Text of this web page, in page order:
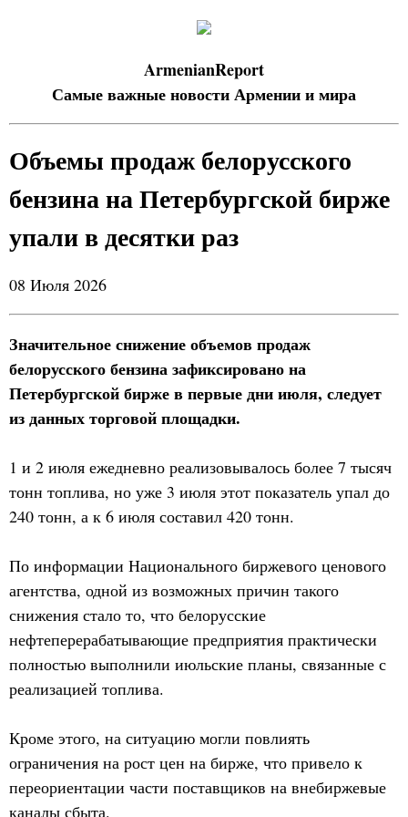
ArmenianReport
Самые важные новости Армении и мира
Объемы продаж белорусского
бензина на Петербургской бирже
упали в десятки раз
08 Июля 2026
Значительное снижение объемов продаж
белорусского бензина зафиксировано на
Петербургской бирже в первые дни июля, следует
из данных торговой площадки.
1 и 2 июля ежедневно реализовывалось более 7 тысяч
тонн топлива, но уже 3 июля этот показатель упал до
240 тонн, а к 6 июля составил 420 тонн.
По информации Национального биржевого ценового
агентства, одной из возможных причин такого
снижения стало то, что белорусские
нефтеперерабатывающие предприятия практически
полностью выполнили июльские планы, связанные с
реализацией топлива.
Кроме этого, на ситуацию могли повлиять
ограничения на рост цен на бирже, что привело к
переориентации части поставщиков на внебиржевые
каналы сбыта.